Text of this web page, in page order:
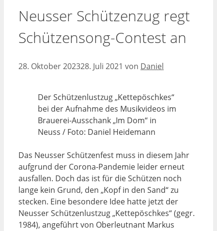
Neusser Schützenzug regt
Schützensong-Contest an
28. Oktober 202328. Juli 2021 von Daniel
Der Schützenlustzug „Kettepöschkes“
bei der Aufnahme des Musikvideos im
Brauerei-Ausschank „Im Dom“ in
Neuss / Foto: Daniel Heidemann
Das Neusser Schützenfest muss in diesem Jahr
aufgrund der Corona-Pandemie leider erneut
ausfallen. Doch das ist für die Schützen noch
lange kein Grund, den „Kopf in den Sand“ zu
stecken. Eine besondere Idee hatte jetzt der
Neusser Schützenlustzug „Kettepöschkes“ (gegr.
1984), angeführt von Oberleutnant Markus